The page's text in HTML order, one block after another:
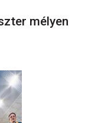
mélyen